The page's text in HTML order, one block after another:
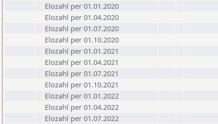
Elozahl per 01.01.2020
Elozahl per 01.04.2020
Elozahl per 01.07.2020
Elozahl per 01.10.2020
Elozahl per 01.01.2021
Elozahl per 01.04.2021
Elozahl per 01.07.2021
Elozahl per 01.10.2021
Elozahl per 01.01.2022
Elozahl per 01.04.2022
Elozahl per 01.07.2022